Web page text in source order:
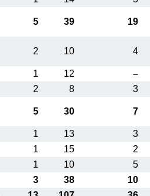
5 39 19
2 10 4
1 12
–
2 8
3
5 30 7
1 13
3
1 15
2
1 10
5
3 38
10